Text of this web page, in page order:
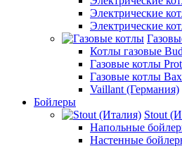
Электрические
Электрические
Котлы газовые
Газовые котлы
Газовые котлы
Vaillant (Германия)
Бойлеры
Stout
Напольные
Настенные